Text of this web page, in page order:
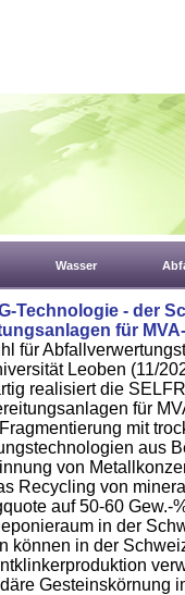
Wasser
Technologie - der
für
für
Leoben (11/
realisiert die
für
mit
aus
von
Recycling von
auf 50-60 Gew.-
in der
können in der
Gesteinskörnung